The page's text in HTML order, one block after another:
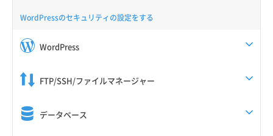
WordPressのセキュリティの設定をする
WordPress
FTP/SSH/ファイルマネージャー
データベース